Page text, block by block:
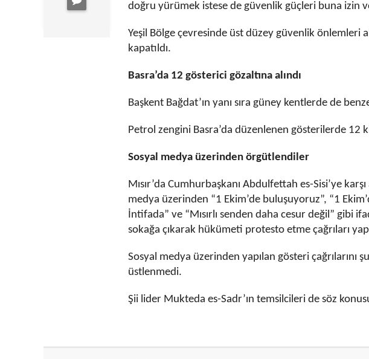
doğru yürümek istese de güvenlik güçleri buna izin
Yeşil Bölge çevresinde üst düzey güvenlik önlemleri
kapatıldı.
Basra’da 12 gösterici gözaltına alındı
Başkent Bağdat’ın yanı sıra güney kentlerde de
Petrol zengini Basra’da düzenlenen gösterilerde 12
Sosyal medya üzerinden örgütlendiler
Mısır’da Cumhurbaşkanı Abdulfettah es-Sisi’ye
medya üzerinden “1 Ekim’de buluşuyoruz”, “1
İntifada” ve “Mısırlı senden daha cesur değil” gibi
sokağa çıkarak hükümeti protesto etme çağrıları
Sosyal medya üzerinden yapılan gösteri
üstlenmedi.
Şii lider Mukteda es-Sadr’ın temsilcileri de söz